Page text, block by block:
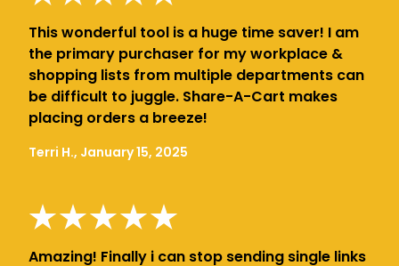
This wonderful tool is a huge time saver! I am
the primary purchaser for my workplace &
shopping lists from multiple departments can
be difficult to juggle. Share-A-Cart makes
placing orders a breeze!
Terri H., January 15, 2025
Amazing! Finally i can stop sending single links